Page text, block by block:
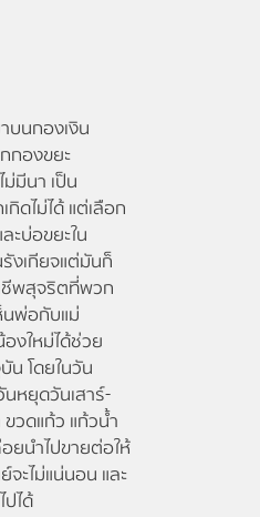
บนกองเงิน
กองขยะ
มีนา เป็น
ดไม่ได้ แต่เลือก
ะบ่อขยะใน
งเกียจแต่มันก็
ชีพสุจริตที่พวก
นพ่อกับแม่
งใหม่ได้ช่วย
น โดยในวัน
นหยุดวันเสาร์-
วดแก้ว แก้วน้ำ
ยนำไปขายต่อให้
ะไม่แน่นอน และ
ได้